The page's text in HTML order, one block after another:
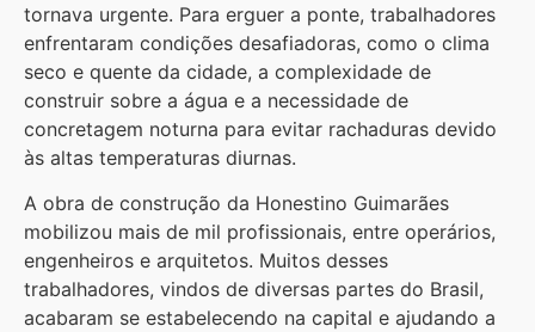
tornava urgente. Para erguer a ponte, trabalhadores
enfrentaram condições desafiadoras, como o clima
seco e quente da cidade, a complexidade de
construir sobre a água e a necessidade de
concretagem noturna para evitar rachaduras devido
às altas temperaturas diurnas.
A obra de construção da Honestino Guimarães
mobilizou mais de mil profissionais, entre operários,
engenheiros e arquitetos. Muitos desses
trabalhadores, vindos de diversas partes do Brasil,
acabaram se estabelecendo na capital e ajudando a